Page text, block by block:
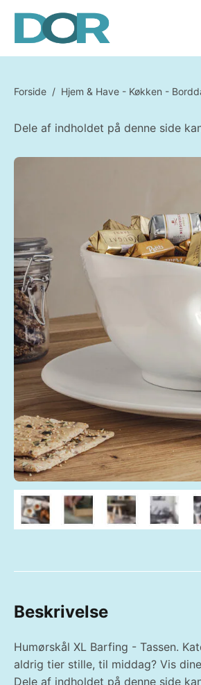
Forside / Hjem & Have - Køkken -
Dele af indholdet på denne side
Beskrivelse
Humørskål XL Barfing - Tassen.
aldrig tier stille, til middag? Vis
Dele af indholdet på denne side